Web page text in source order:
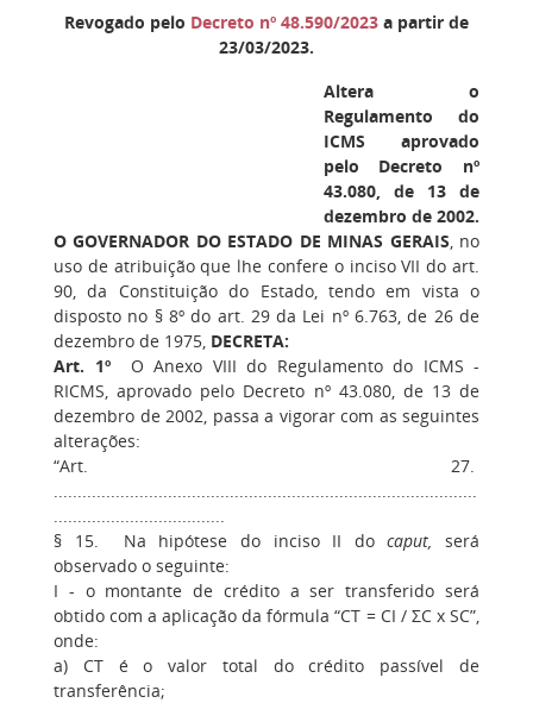
Revogado pelo Decreto nº 48.590/2023 a partir de
23/03/2023.
Altera o
Regulamento do
ICMS aprovado
pelo Decreto nº
43.080, de 13 de
dezembro de 2002.
O GOVERNADOR DO ESTADO DE MINAS GERAIS, no
uso de atribuição que lhe confere o inciso VII do art.
90, da Constituição do Estado, tendo em vista o
disposto no § 8º do art. 29 da Lei nº 6.763, de 26 de
dezembro de 1975, DECRETA:
Art. 1ºO Anexo VIII do Regulamento do ICMS -
RICMS, aprovado pelo Decreto nº 43.080, de 13 de
dezembro de 2002, passa a vigorar com as seguintes
alterações:
“Art. 27.
.........................................................................................
....................................
§ 15. Na hipótese do inciso II docaput,será
observado o seguinte:
I - o montante de crédito a ser transferido será
obtido com a aplicação da fórmula “CT = CI / ΣC x SC”,
onde:
a) CT é o valor total do crédito passível de
transferência;